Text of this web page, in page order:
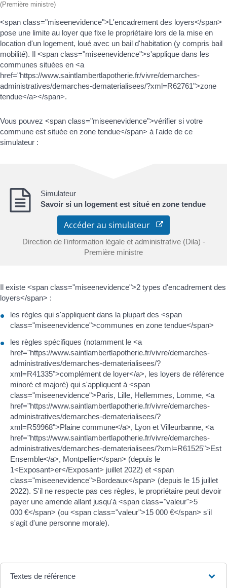
(Première ministre)
<span class="miseenevidence">L'encadrement des loyers</span>
pose une limite au loyer que fixe le propriétaire lors de la mise en
location d'un logement, loué avec un bail d'habitation (y compris bail
mobilité). Il <span class="miseenevidence">s'applique dans les
communes situées en <a
href="https://www.saintlambertlapotherie.fr/vivre/demarches-
administratives/demarches-dematerialisees/?xml=R62761">zone
tendue</a></span>.
Vous pouvez <span class="miseenevidence">vérifier si votre
commune est située en zone tendue</span> à l'aide de ce
simulateur :
Simulateur
Savoir si un logement est situé en zone tendue
Accéder au simulateur
Direction de l'information légale et administrative (Dila) -
Première ministre
Il existe <span class="miseenevidence">2 types d'encadrement des
loyers</span> :
les règles qui s'appliquent dans la plupart des <span
class="miseenevidence">communes en zone tendue</span>
les règles spécifiques (notamment le <a
href="https://www.saintlambertlapotherie.fr/vivre/demarches-
administratives/demarches-dematerialisees/?
xml=R41335">complément de loyer</a>, les loyers de référence
minoré et majoré) qui s'appliquent à <span
class="miseenevidence">Paris, Lille, Hellemmes, Lomme, <a
href="https://www.saintlambertlapotherie.fr/vivre/demarches-
administratives/demarches-dematerialisees/?
xml=R59968">Plaine commune</a>, Lyon et Villeurbanne, <a
href="https://www.saintlambertlapotherie.fr/vivre/demarches-
administratives/demarches-dematerialisees/?xml=R61525">Est
Ensemble</a>, Montpellier</span> (depuis le
1<Exposant>er</Exposant> juillet 2022) et <span
class="miseenevidence">Bordeaux</span> (depuis le 15 juillet
2022). S'il ne respecte pas ces règles, le propriétaire peut devoir
payer une amende allant jusqu'à <span class="valeur">5
000 €</span> (ou <span class="valeur">15 000 €</span> s'il
s'agit d'une personne morale).
Textes de référence